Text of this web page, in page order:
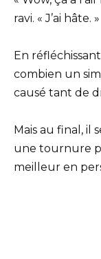
ravi. « J’ai hâte. »
En
combien un
causé tant de
Mais au final, il
une tournure
meilleur en